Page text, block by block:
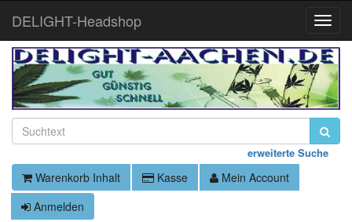
erweiterte Suche
Warenkorb Inhalt Kasse
Mein Account
Anmelden
Toggle
DELIGHT-Headshop